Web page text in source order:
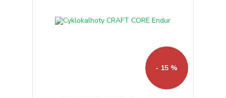
- 15 %